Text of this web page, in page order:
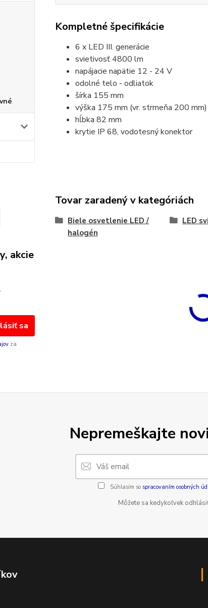
akcie
sa
za
Kompletné špecifikácie
6 x LED III. generácie
svietivosť 4800 lm
napájacie napätie 12 - 24 V
odolné telo - odliatok
šírka 155 mm
výška 175 mm (vr. strmeňa 200 mm)
hĺbka 82 mm
krytie IP 68, vodotesný konektor
Tovar zaradený v kategóriách
Biele osvetlenie LED /
halogén
LED
Nepremeškajte
Súhlasím so spracovaním osobných
Môžete sa kedykoľvek